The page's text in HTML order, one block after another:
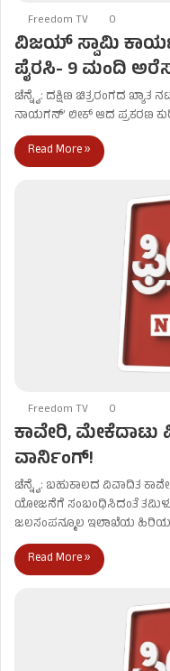
Freedom TV 0
ವಿಜಯ್ ಸ್ವಾಮಿ
ಪೈರಸಿ- 9 ಮಂದಿ
ಚೆನ್ನೈ: ದಕ್ಷಿಣ ಚಿತ್ರರಂಗದ
ನಾಯಗನ್’ ಲೀಕ್ ಆದ ಪ್ರಕರಣ
Read More »
Freedom TV 0
ಕಾವೇರಿ,
ವಾರ್ನಿಂಗ್!
ಚೆನ್ನೈ: ಬಹುಕಾಲದ ವಿವಾದಿತ
ಯೋಜನೆಗೆ ಸಂಬಂಧಿಸಿದಂತೆ
ಜಲಸಂಪನ್ಮೂಲ ಇಲಾಖೆಯ
Read More »